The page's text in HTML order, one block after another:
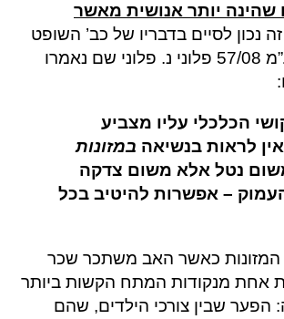
שהינה יותר אנושית מאשר
נכון לסיים בדבריו של כב’ השופט
רובינשטיין בבע”מ 57/08 פלוני נ. פלוני שם נאמרו
הכלכלי עליו מצביע
לראות בנשיאה במזונות
נטל אלא משום צדקה
– אפשרות להיטיב בכל
המזונות כאשר האב משתכר שכר
אחת מנקודות המתח הקשות ביותר
הפער שבין צורכי הילדים, שהם